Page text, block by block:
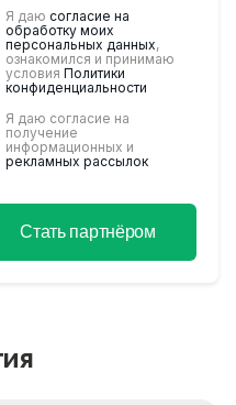
Я даю согласие на
обработку моих
персональных данных,
ознакомился и принимаю
условия Политики
конфиденциальности
Я даю согласие на
получение
информационных и
рекламных рассылок
Стать партнёром